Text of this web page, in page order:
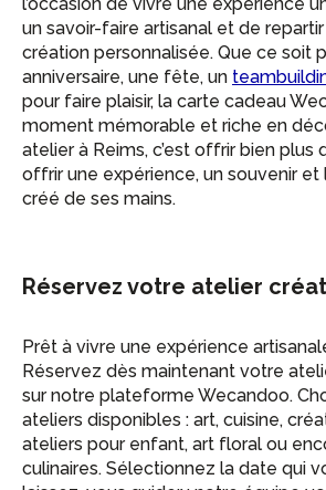
un savoir-faire artisanal et de
création personnalisée. Que ce soit
anniversaire, une fête, un
pour faire plaisir, la carte cadeau
moment mémorable et riche en
atelier à Reims, c’est offrir bien plus
offrir une expérience, un souvenir et
créé de ses mains.
Réservez votre atelier
Prêt à vivre une expérience
Réservez dès maintenant votre
sur notre plateforme Wecandoo.
ateliers disponibles : art, cuisine,
ateliers pour enfant, art floral ou
culinaires. Sélectionnez la date qui